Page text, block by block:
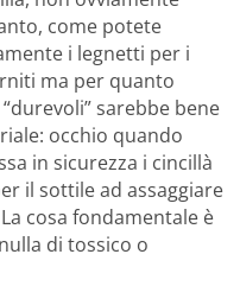
come potete
i legnetti per i
ma per quanto
sarebbe bene
occhio quando
in sicurezza i cincillà
il sottile ad assaggiare
cosa fondamentale è
di tossico o